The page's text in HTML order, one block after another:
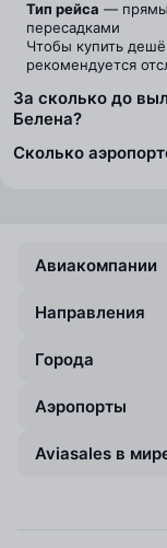
Тип рейса —
пересадками
Чтобы купить
рекомендуется
За сколько до
Белена?
Сколько
Авиакомпании
Направления
Города
Аэропорты
Aviasales в